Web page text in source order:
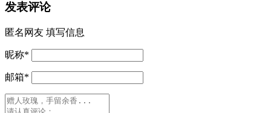
发表评论
匿名网友 填写信息
昵称*
邮箱*